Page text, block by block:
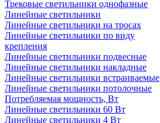
Трековые светильники однофазные
Линейные светильники
Линейные светильники на тросах
Линейные светильники по виду
крепления
Линейные светильники подвесные
Линейные светильники накладные
Линейные светильники встраиваемые
Линейные светильники потолочные
Потребляемая мощность, Вт
Линейные светильники 60 Вт
Линейные светильники 4 Вт